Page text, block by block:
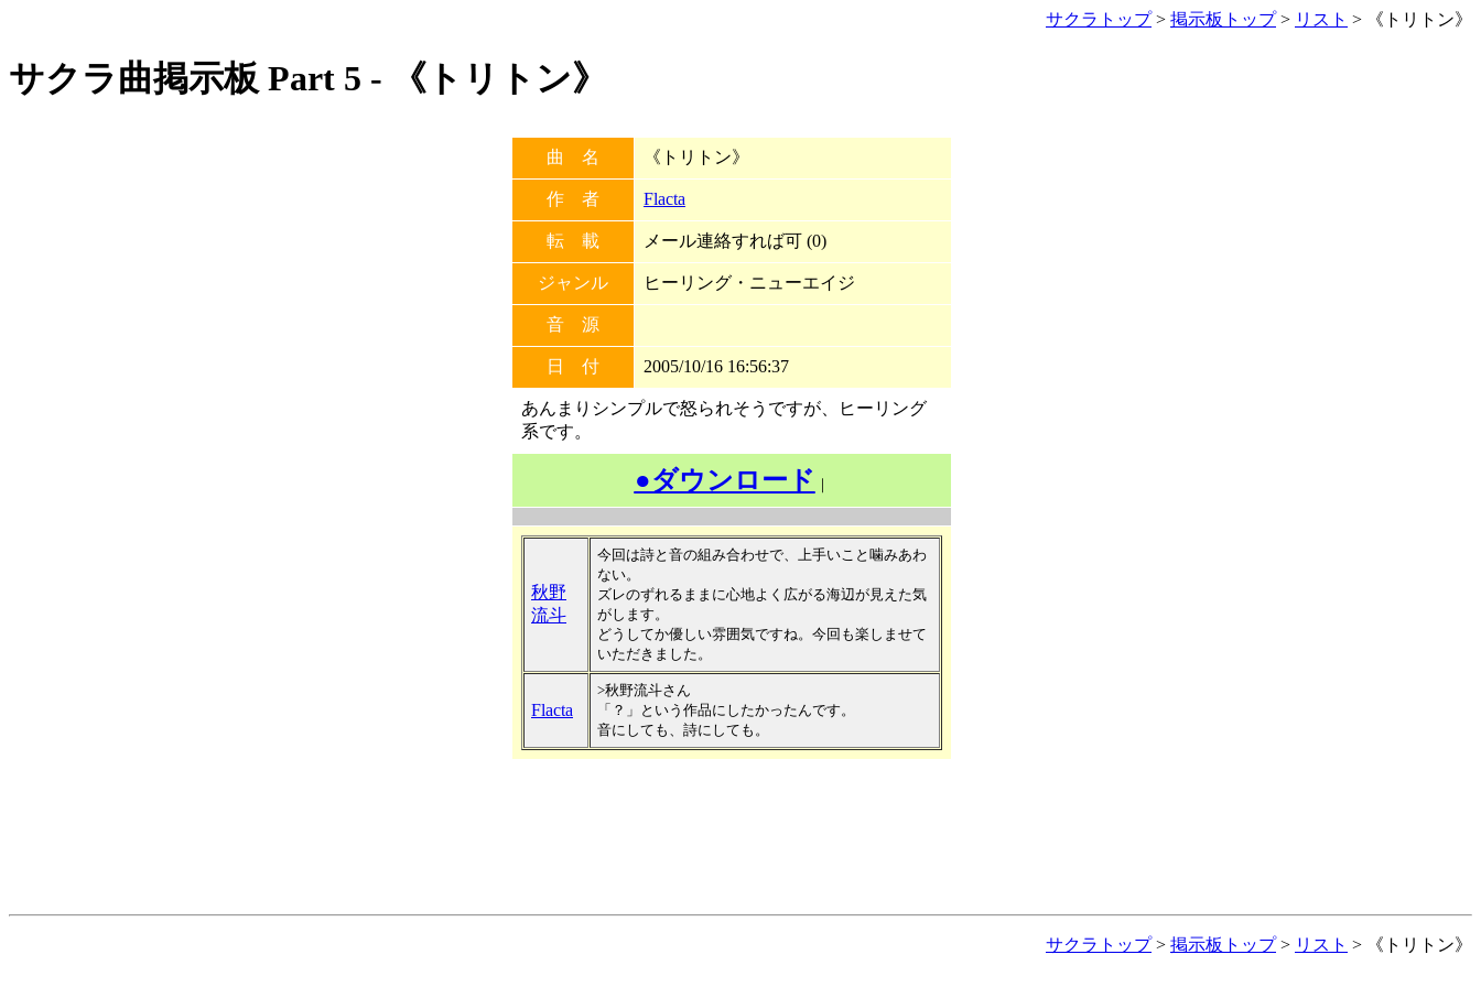
サクラトップ> 掲示板トップ> リスト > 《トリトン》
サクラ曲掲示板 Part 5 - 《トリトン》
曲 名 《トリトン》
作 者 Flacta
転 載 メール連絡すれば可 (0)
ジャンル ヒーリング・ニューエイジ
音 源
日 付 2005/10/16 16:56:37
あんまりシンプルで怒られそうですが、ヒーリング
系です。
●ダウンロード ｜
秋野
流斗
今回は詩と音の組み合わせで、上手いこと噛みあわ
ない。
ズレのずれるままに心地よく広がる海辺が見えた気
がします。
どうしてか優しい雰囲気ですね。今回も楽しませて
いただきました。
Flacta
>秋野流斗さん
「？」という作品にしたかったんです。
音にしても、詩にしても。
サクラトップ> 掲示板トップ> リスト > 《トリトン》